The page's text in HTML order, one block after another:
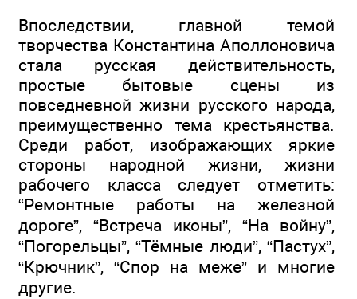
Впоследствии, главной темой
творчества Константина Аполлоновича
стала русская действительность,
простые бытовые сцены из
повседневной жизни русского народа,
преимущественно тема крестьянства.
Среди работ, изображающих яркие
стороны народной жизни, жизни
рабочего класса следует отметить:
“Ремонтные работы на железной
дороге”, “Встреча иконы”, “На войну”,
“Погорельцы”, “Тёмные люди”, “Пастух”,
“Крючник”, “Спор на меже” и многие
другие.